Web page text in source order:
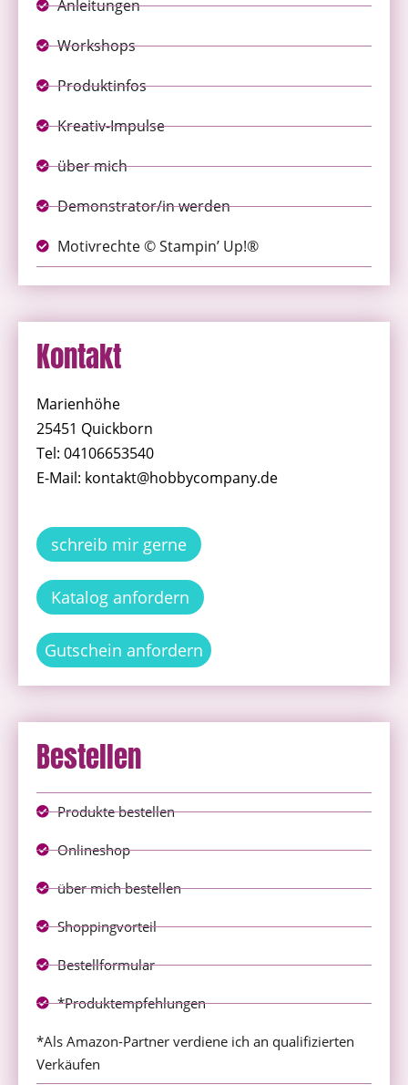
Anleitungen
Workshops
Produktinfos
Kreativ-Impulse
über mich
Demonstrator/in werden
Motivrechte © Stampin’ Up!®
Kontakt
Marienhöhe
25451 Quickborn
Tel: 04106653540
E-Mail: kontakt@hobbycompany.de
schreib mir gerne
Katalog anfordern
Gutschein anfordern
Bestellen
Produkte bestellen
Onlineshop
über mich bestellen
Shoppingvorteil
Bestellformular
*Produktempfehlungen
*Als Amazon-Partner verdiene ich an qualifizierten
Verkäufen